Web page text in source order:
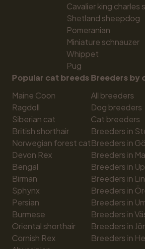
Cavalier king charles
Shetland sheepdog
Pomeranian
Miniature schnauzer
Whippet
Pug
Popular cat breeds
Maine Coon
Ragdoll
Siberian cat
British shorthair
Norwegian forest cat
Devon Rex
Bengal
Birman
Sphynx
Persian
Burmese
Oriental shorthair
Cornish Rex
Breeders by
All breeders
Dog breeders
Cat breeders
Breeders in
Breeders in
Breeders in
Breeders in
Breeders in
Breeders in
Breeders in
Breeders in
Breeders in
Breeders in